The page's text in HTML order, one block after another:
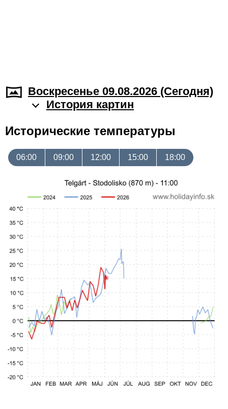
Воскресенье 09.08.2026 (Cегодня)
История картин
Исторические температуры
06:00 09:00 12:00 15:00 18:00